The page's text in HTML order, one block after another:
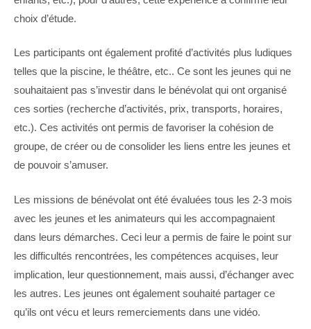
choix d’étude.
Les participants ont également profité d’activités plus ludiques
telles que la piscine, le théâtre, etc.. Ce sont les jeunes qui ne
souhaitaient pas s’investir dans le bénévolat qui ont organisé
ces sorties (recherche d’activités, prix, transports, horaires,
etc.). Ces activités ont permis de favoriser la cohésion de
groupe, de créer ou de consolider les liens entre les jeunes et
de pouvoir s’amuser.
Les missions de bénévolat ont été évaluées tous les 2-3 mois
avec les jeunes et les animateurs qui les accompagnaient
dans leurs démarches. Ceci leur a permis de faire le point sur
les difficultés rencontrées, les compétences acquises, leur
implication, leur questionnement, mais aussi, d’échanger avec
les autres. Les jeunes ont également souhaité partager ce
qu’ils ont vécu et leurs remerciements dans une vidéo.